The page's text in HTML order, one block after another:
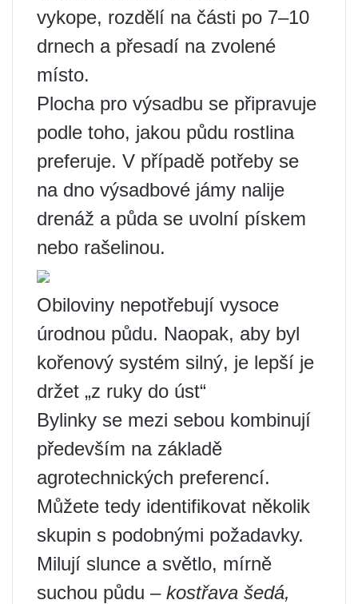
vykope, rozdělí na části po 7–10
drnech a přesadí na zvolené
místo.
Plocha pro výsadbu se připravuje
podle toho, jakou půdu rostlina
preferuje. V případě potřeby se
na dno výsadbové jámy nalije
drenáž a půda se uvolní pískem
nebo rašelinou.
Obiloviny nepotřebují vysoce
úrodnou půdu. Naopak, aby byl
kořenový systém silný, je lepší je
držet „z ruky do úst“
Bylinky se mezi sebou kombinují
především na základě
agrotechnických preferencí.
Můžete tedy identifikovat několik
skupin s podobnými požadavky.
Milují slunce a světlo, mírně
suchou půdu – kostřava šedá,